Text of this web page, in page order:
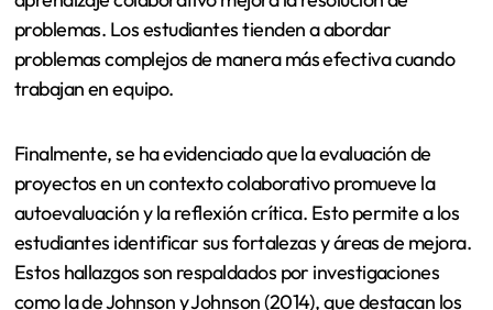
problemas. Los estudiantes tienden a abordar
problemas complejos de manera más efectiva cuando
trabajan en equipo.
Finalmente, se ha evidenciado que la evaluación de
proyectos en un contexto colaborativo promueve la
autoevaluación y la reflexión crítica. Esto permite a los
estudiantes identificar sus fortalezas y áreas de mejora.
Estos hallazgos son respaldados por investigaciones
como la de Johnson y Johnson (2014), que destacan los